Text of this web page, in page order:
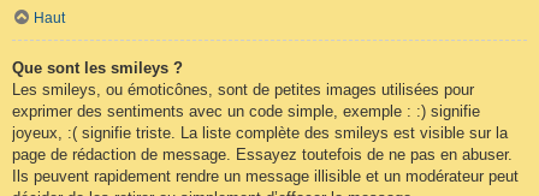
Haut
Que sont les smileys ?
Les smileys, ou émoticônes, sont de petites images utilisées pour
exprimer des sentiments avec un code simple, exemple : :) signifie
joyeux, :( signifie triste. La liste complète des smileys est visible sur la
page de rédaction de message. Essayez toutefois de ne pas en abuser.
Ils peuvent rapidement rendre un message illisible et un modérateur peut